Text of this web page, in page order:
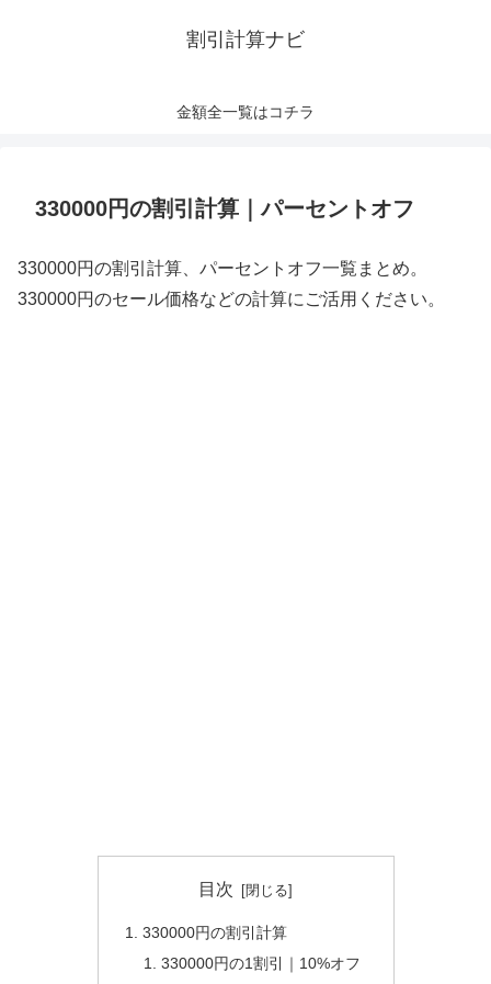
割引計算ナビ
金額全一覧はコチラ
330000円の割引計算｜パーセントオフ
330000円の割引計算、パーセントオフ一覧まとめ。
330000円のセール価格などの計算にご活用ください。
目次
330000円の割引計算
330000円の1割引｜10%オフ